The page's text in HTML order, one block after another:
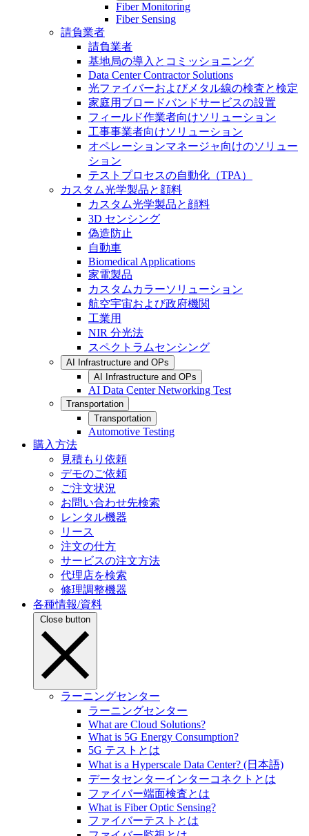
Fiber Monitoring
Fiber Sensing
請負業者
請負業者
基地局の導入とコミッショニング
Data Center Contractor Solutions
光ファイバーおよびメタル線の検査と検定
家庭用ブロードバンドサービスの設置
フィールド作業者向けソリューション
工事事業者向けソリューション
オペレーションマネージャ向けのソリュー
ション
テストプロセスの自動化（TPA）
カスタム光学製品と顔料
カスタム光学製品と顔料
3D センシング
偽造防止
自動車
Biomedical Applications
家電製品
カスタムカラーソリューション
航空宇宙および政府機関
工業用
NIR 分光法
スペクトラムセンシング
AI Infrastructure and OPs
AI Infrastructure and OPs
AI Data Center Networking Test
Transportation
Transportation
Automotive Testing
購入方法
見積もり依頼
デモのご依頼
ご注文状況
お問い合わせ先検索
レンタル機器
リース
注文の仕方
サービスの注文方法
代理店を検索
修理調整機器
各種情報/資料
Close button
ラーニングセンター
ラーニングセンター
What are Cloud Solutions?
What is 5G Energy Consumption?
5G テストとは
What is a Hyperscale Data Center? (日本語)
データセンターインターコネクトとは
ファイバー端面検査とは
What is Fiber Optic Sensing?
ファイバーテストとは